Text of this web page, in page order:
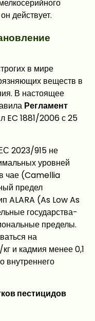
действует.
в мире
веществ в
В настоящее
Регламент
EC 1881/2006 с 25
2023/915 не
уровней
чае (Camellia
предел
ALARA (As Low As
государства-
пределы.
на
и кадмия менее 0,1
внутреннего
пестицидов